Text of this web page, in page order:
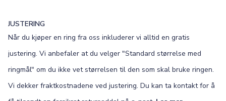
JUSTERING
Når du kjøper en ring fra oss inkluderer vi alltid en gratis
justering. Vi anbefaler at du velger "Standard størrelse med
ringmål" om du ikke vet størrelsen til den som skal bruke ringen.
Vi dekker fraktkostnadene ved justering. Du kan ta kontakt for å